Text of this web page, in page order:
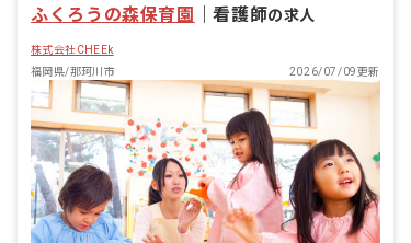
ふくろうの森保育園 ｜看護師の求人
株式会社CHEEk
福岡県/那珂川市
2026/07/09更新